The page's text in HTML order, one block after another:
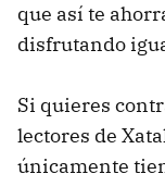
que así te
disfrutando
Si quieres
lectores de
únicamente